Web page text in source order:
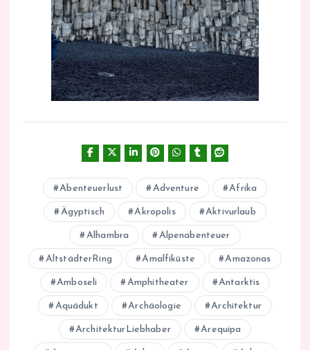
Abenteuerlust Adventure Afrika
Ägyptisch Akropolis Aktivurlaub
Alhambra Alpenabenteuer
AltstädterRing Amalfiküste Amazonas
Amboseli Amphitheater Antarktis
Aquädukt Archäologie Architektur
ArchitekturLiebhaber Arequipa